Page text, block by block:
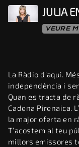
JULIA
VEURE
La Ràdio d’aquí.
independència i
Quan es tracta de
Cadena Pirenaica.
la major oferta en
T’acostem al teu
millors emissores